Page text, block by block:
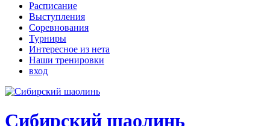
Расписание
Выступления
Соревнования
Турниры
Интересное из нета
Наши тренировки
вход
Сибирский шаолинь